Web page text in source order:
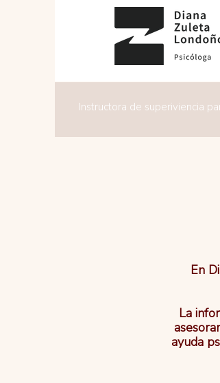
Instructora de superiviencia
En
La
ayuda